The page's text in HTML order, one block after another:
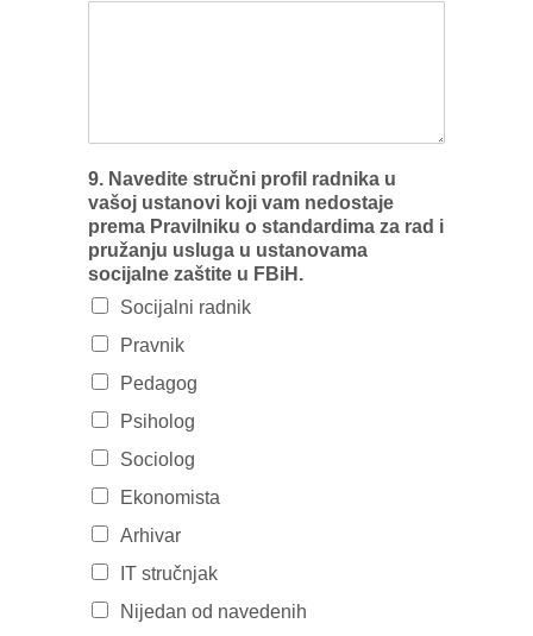
9. Navedite stručni profil radnika u
vašoj ustanovi koji vam nedostaje
prema Pravilniku o standardima za rad i
pružanju usluga u ustanovama
socijalne zaštite u FBiH.
Socijalni radnik
Pravnik
Pedagog
Psiholog
Sociolog
Ekonomista
Arhivar
IT stručnjak
Nijedan od navedenih